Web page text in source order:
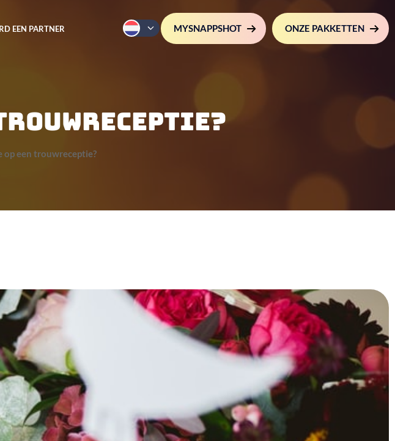
EEN PARTNER MYSNAPPSHOT ONZE PAKKETTEN
trouwreceptie?
op een trouwreceptie?